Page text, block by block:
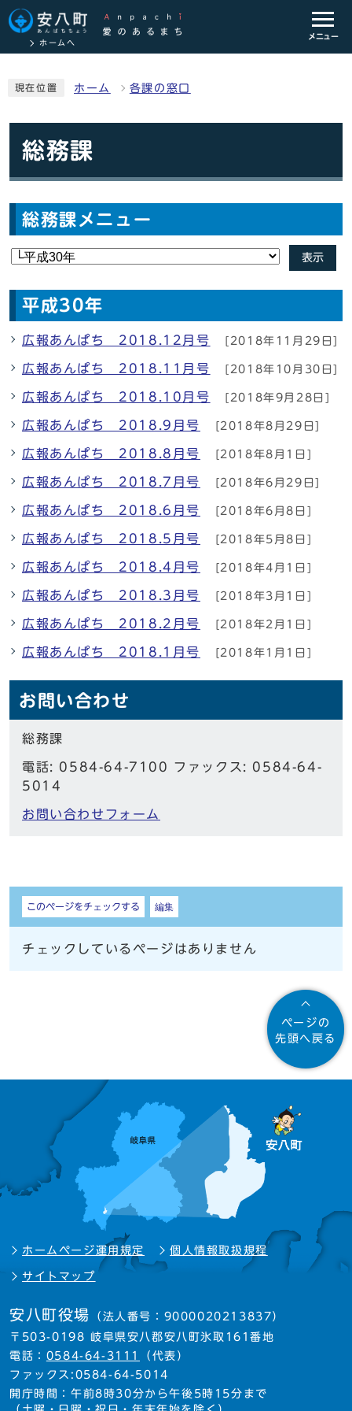
ホームへ
メニュー
現在位置 ホーム 各課の窓口
総務課
総務課メニュー
表示
平成30年
広報あんぱち 2018.12月号 [2018年11月29日]
広報あんぱち 2018.11月号 [2018年10月30日]
広報あんぱち 2018.10月号 [2018年9月28日]
広報あんぱち 2018.9月号 [2018年8月29日]
広報あんぱち 2018.8月号 [2018年8月1日]
広報あんぱち 2018.7月号 [2018年6月29日]
広報あんぱち 2018.6月号 [2018年6月8日]
広報あんぱち 2018.5月号 [2018年5月8日]
広報あんぱち 2018.4月号 [2018年4月1日]
広報あんぱち 2018.3月号 [2018年3月1日]
広報あんぱち 2018.2月号 [2018年2月1日]
広報あんぱち 2018.1月号 [2018年1月1日]
お問い合わせ
総務課
電話: 0584-64-7100 ファックス: 0584-64-
5014
お問い合わせフォーム
しおり
このページをチェックする 編集
チェックしているページはありません
ページの
先頭へ戻る
ホームページ運用規定 個人情報取扱規程
サイトマップ
安八町役場 （法人番号：9000020213837）
〒503-0198 岐阜県安八郡安八町氷取161番地
電話： 0584-64-3111
（代表）
ファックス:0584-64-5014
開庁時間：午前8時30分から午後5時15分まで